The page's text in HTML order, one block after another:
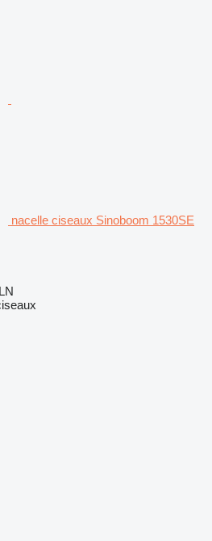
nacelle ciseaux Sinoboom 1530SE